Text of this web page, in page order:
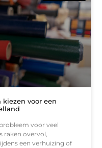
voor een
voor veel
raken overvol,
een verhuizing of